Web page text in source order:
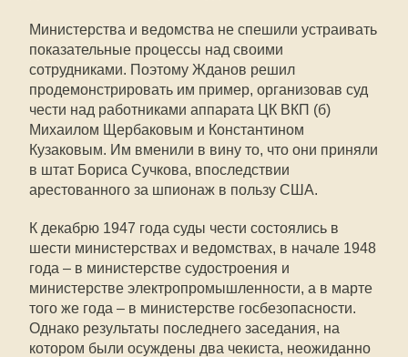
Министерства и ведомства не спешили устраивать
показательные процессы над своими
сотрудниками. Поэтому Жданов решил
продемонстрировать им пример, организовав суд
чести над работниками аппарата ЦК ВКП (б)
Михаилом Щербаковым и Константином
Кузаковым. Им вменили в вину то, что они приняли
в штат Бориса Сучкова, впоследствии
арестованного за шпионаж в пользу США.
К декабрю 1947 года суды чести состоялись в
шести министерствах и ведомствах, в начале 1948
года – в министерстве судостроения и
министерстве электропромышленности, а в марте
того же года – в министерстве госбезопасности.
Однако результаты последнего заседания, на
котором были осуждены два чекиста, неожиданно